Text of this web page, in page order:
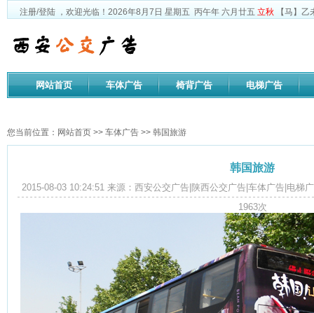
注册/登陆 ，欢迎光临！ 2026年8月7日 星期五 丙午年 六月廿五 立秋 【马】
网站首页 车体广告 椅背广告 电梯广告
您当前位置： 网站首页 >> 车体广告 >> 韩国旅游
韩国旅游
2015-08-03 10:24:51 来源：西安公交广告|陕西公交广告|车体广告|电梯
1963次